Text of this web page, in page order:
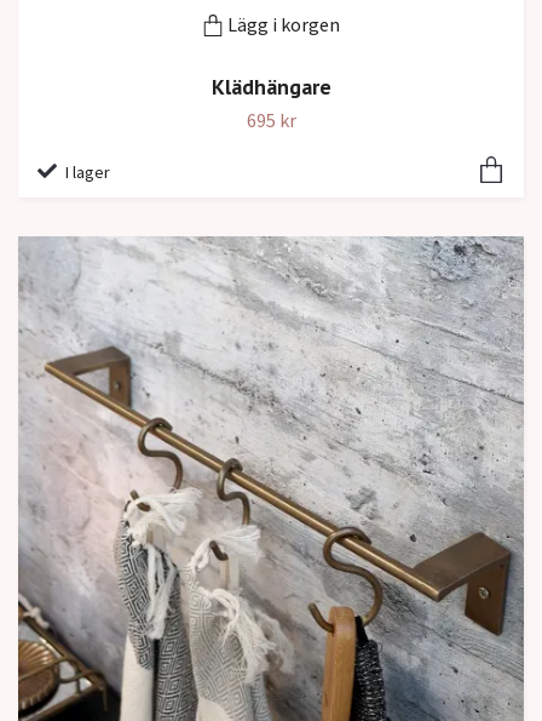
Lägg i korgen
Klädhängare
695 kr
I lager